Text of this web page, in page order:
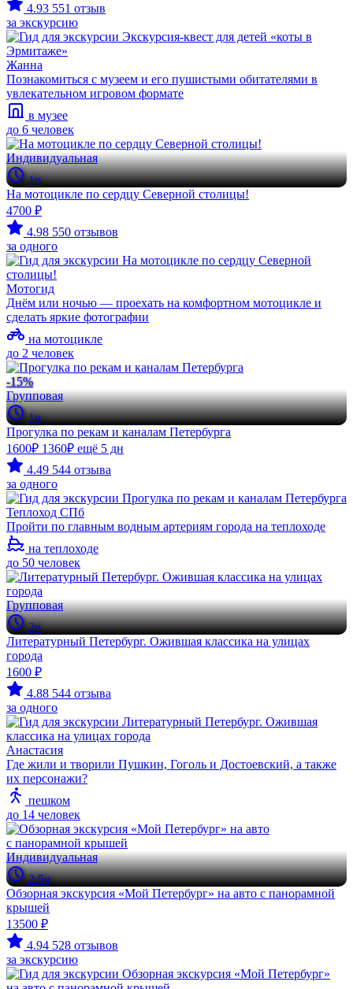
4.93 551 отзыв
за экскурсию
Жанна
Познакомиться с музеем и его пушистыми обитателями в
увлекательном игровом формате
в музее
до 6 человек
Индивидуальная
1ч
На мотоцикле по сердцу Северной столицы!
4700 ₽
4.98 550 отзывов
за одного
Мотогид
Днём или ночью — проехать на комфортном мотоцикле и
сделать яркие фотографии
на мотоцикле
до 2 человек
-15%
Групповая
1ч
Прогулка по рекам и каналам Петербурга
1600₽ 1360₽ ещё 5 дн
4.49 544 отзыва
за одного
Теплоход СПб
Пройти по главным водным артериям города на теплоходе
на теплоходе
до 50 человек
Групповая
2ч
Литературный Петербург. Ожившая классика на улицах
города
1600 ₽
4.88 544 отзыва
за одного
Анастасия
Где жили и творили Пушкин, Гоголь и Достоевский, а также
их персонажи?
пешком
до 14 человек
Индивидуальная
2.5ч
Обзорная экскурсия «Мой Петербург» на авто с панорамной
крышей
13500 ₽
4.94 528 отзывов
за экскурсию